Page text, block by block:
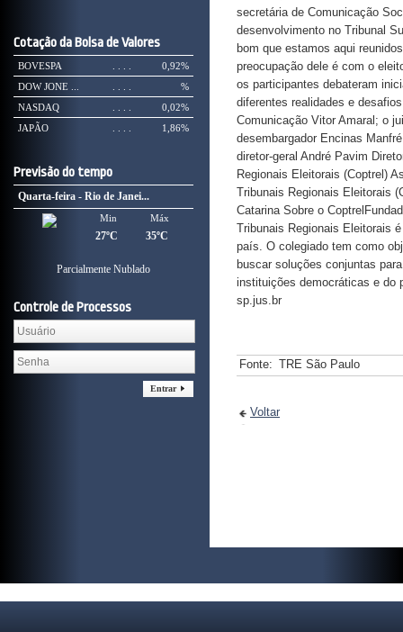
Cotação da Bolsa de Valores
BOVESPA 0,92%
DOW JONE ...
%
NASDAQ
0,02%
JAPÃO
1,86%
Previsão do tempo
Quarta-feira - Rio de Janei...
Máx
35ºC
Min
27ºC
Parcialmente Nublado
Controle de Processos
Entrar
secretária de Comunicação
desenvolvimento no Tribunal
bom que estamos aqui
preocupação dele é com o
os participantes debateram
diferentes realidades e
Comunicação Vitor Amaral; o
desembargador Encinas
diretor-geral André Pavim
Regionais Eleitorais (Coptrel)
Tribunais Regionais Eleitorais
Catarina Sobre o
Tribunais Regionais Eleitorais
país. O colegiado tem como
buscar soluções conjuntas
instituições democráticas e do
sp.jus.br
Fonte: TRE São Paulo
Voltar